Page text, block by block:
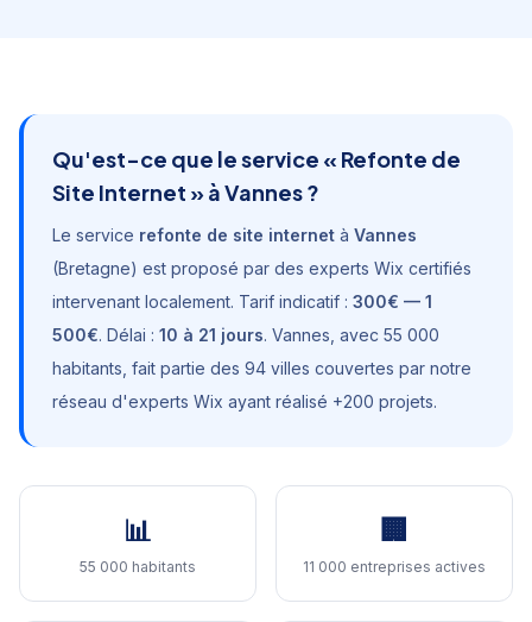
Qu'est-ce que le service « Refonte de
Site Internet » àVannes?
Le service refonte de site internet à Vannes
(Bretagne) est proposé par des experts Wix certifiés
intervenant localement. Tarif indicatif : 300€ — 1
500€. Délai : 10 à 21 jours. Vannes , avec 55 000
habitants , fait partie des 94 villes couvertes par notre
réseau d'experts Wix ayant réalisé +200 projets.
📊
55 000 habitants
🏢
11 000 entreprises actives